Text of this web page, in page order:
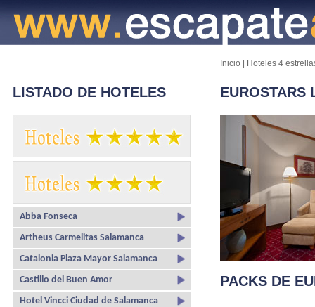
LISTADO DE HOTELES
Abba Fonseca
Artheus Carmelitas Salamanca
Catalonia Plaza Mayor Salamanca
Castillo del Buen Amor
Hotel Vincci Ciudad de Salamanca
Inicio Hoteles 4
EUROSTARS
PACKS DE